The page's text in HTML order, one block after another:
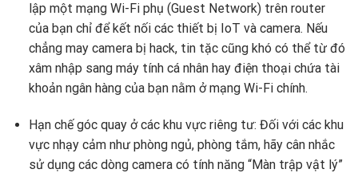
lập một mạng Wi-Fi phụ (Guest Network) trên router
của bạn chỉ để kết nối các thiết bị IoT và camera. Nếu
chẳng may camera bị hack, tin tặc cũng khó có thể từ đó
xâm nhập sang máy tính cá nhân hay điện thoại chứa tài
khoản ngân hàng của bạn nằm ở mạng Wi-Fi chính.
Hạn chế góc quay ở các khu vực riêng tư: Đối với các khu
vực nhạy cảm như phòng ngủ, phòng tắm, hãy cân nhắc
sử dụng các dòng camera có tính năng “Màn trập vật lý”